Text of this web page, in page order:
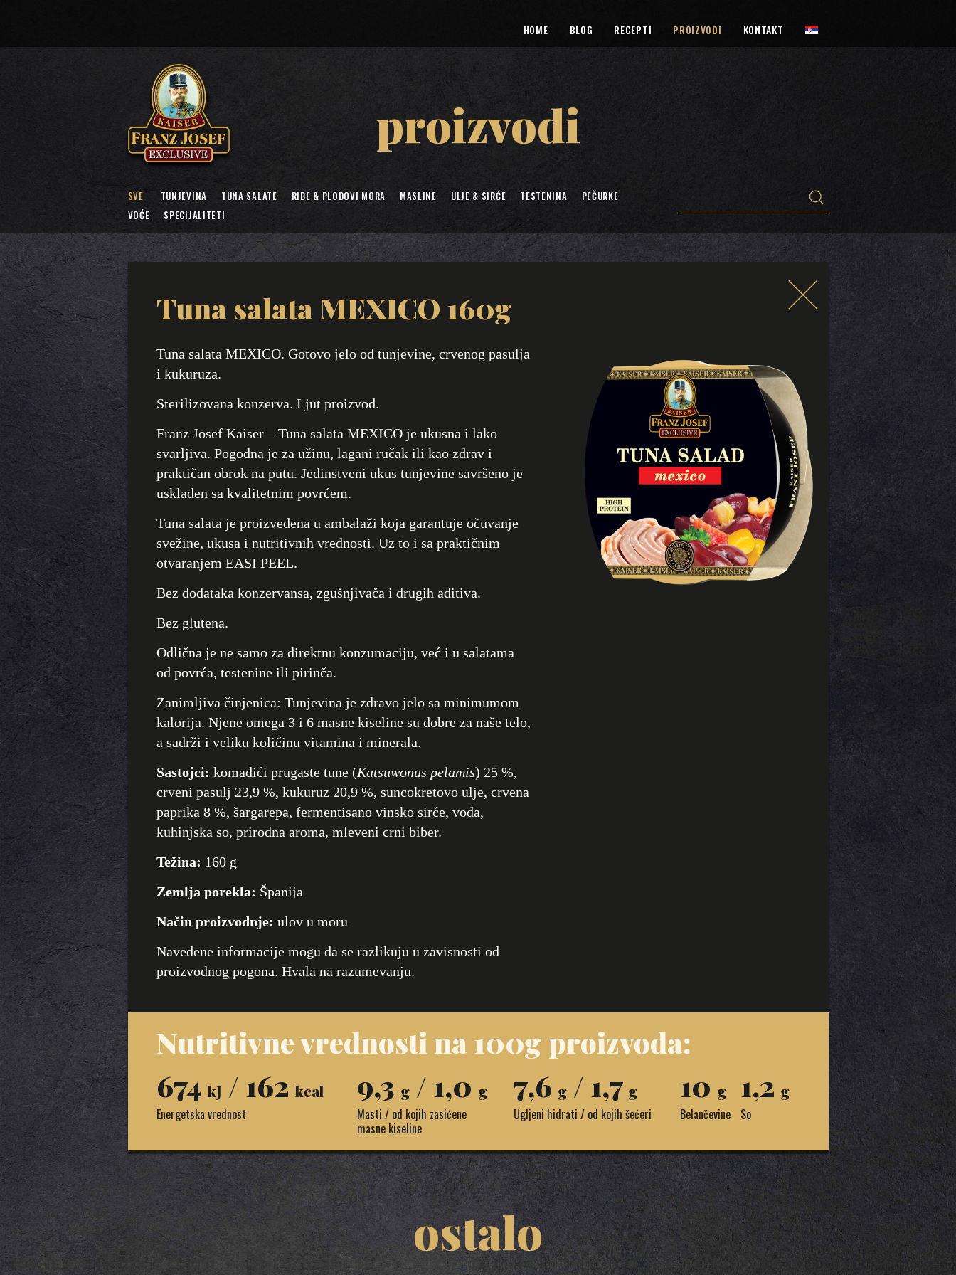
HOME BLOG RECEPTI PROIZVODI KONTAKT
proizvodi
SVE TUNJEVINA TUNA SALATE RIBE & PLODOVI MORA MASLINE ULJE & SIRĆE TESTENINA
PEČURKE
VOĆE
SPECIJALITETI
Tuna salata MEXICO 160g
Tuna salata MEXICO. Gotovo jelo od tunjevine, crvenog pasulja
i kukuruza.
Sterilizovana konzerva. Ljut proizvod.
Franz Josef Kaiser – Tuna salata MEXICO je ukusna i lako
svarljiva. Pogodna je za užinu, lagani ručak ili kao zdrav i
praktičan obrok na putu. Jedinstveni ukus tunjevine savršeno je
usklađen sa kvalitetnim povrćem.
Tuna salata je proizvedena u ambalaži koja garantuje očuvanje
svežine, ukusa i nutritivnih vrednosti. Uz to i sa praktičnim
otvaranjem EASI PEEL.
Bez dodataka konzervansa, zgušnjivača i drugih aditiva.
Bez glutena.
Odlična je ne samo za direktnu konzumaciju, već i u salatama
od povrća, testenine ili pirinča.
Zanimljiva činjenica: Tunjevina je zdravo jelo sa minimumom
kalorija. Njene omega 3 i 6 masne kiseline su dobre za naše telo,
a sadrži i veliku količinu vitamina i minerala.
Sastojci: komadići prugaste tune (Katsuwonus pelamis) 25 %,
crveni pasulj 23,9 %, kukuruz 20,9 %, suncokretovo ulje, crvena
paprika 8 %, šargarepa, fermentisano vinsko sirće, voda,
kuhinjska so, prirodna aroma, mleveni crni biber.
Težina: 160 g
Zemlja porekla: Španija
Način proizvodnje: ulov u moru
Navedene informacije mogu da se razlikuju u zavisnosti od
proizvodnog pogona. Hvala na razumevanju.
Nutritivne vrednosti na 100g proizvoda:
674 kJ / 162 kcal
Energetska vrednost
9,3 g/ 1,0 g
Masti / od kojih zasićene
masne kiseline
7,6 g/ 1,7 g
Ugljeni hidrati / od kojih šećeri
10 g
Belančevine
1,2 g
So
ostalo